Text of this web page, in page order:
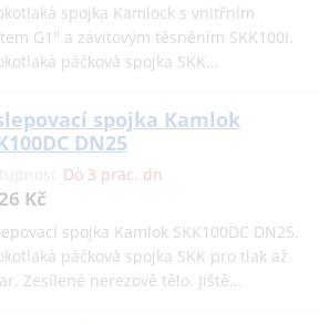
spojka Kamlock s vnitřním
G1" a závitovým těsněním SKK100I.
páčková spojka SKK…
spojka Kamlok
DN25
Do 3 prac. dn
Kč
spojka Kamlok SKK100DC DN25.
páčková spojka SKK pro tlak až
Zesílené nerezové tělo. Jiště…